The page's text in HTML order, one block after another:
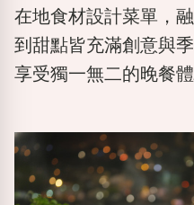
在地食材設計菜單，
到甜點皆充滿創意與
享受獨一無二的晚餐體